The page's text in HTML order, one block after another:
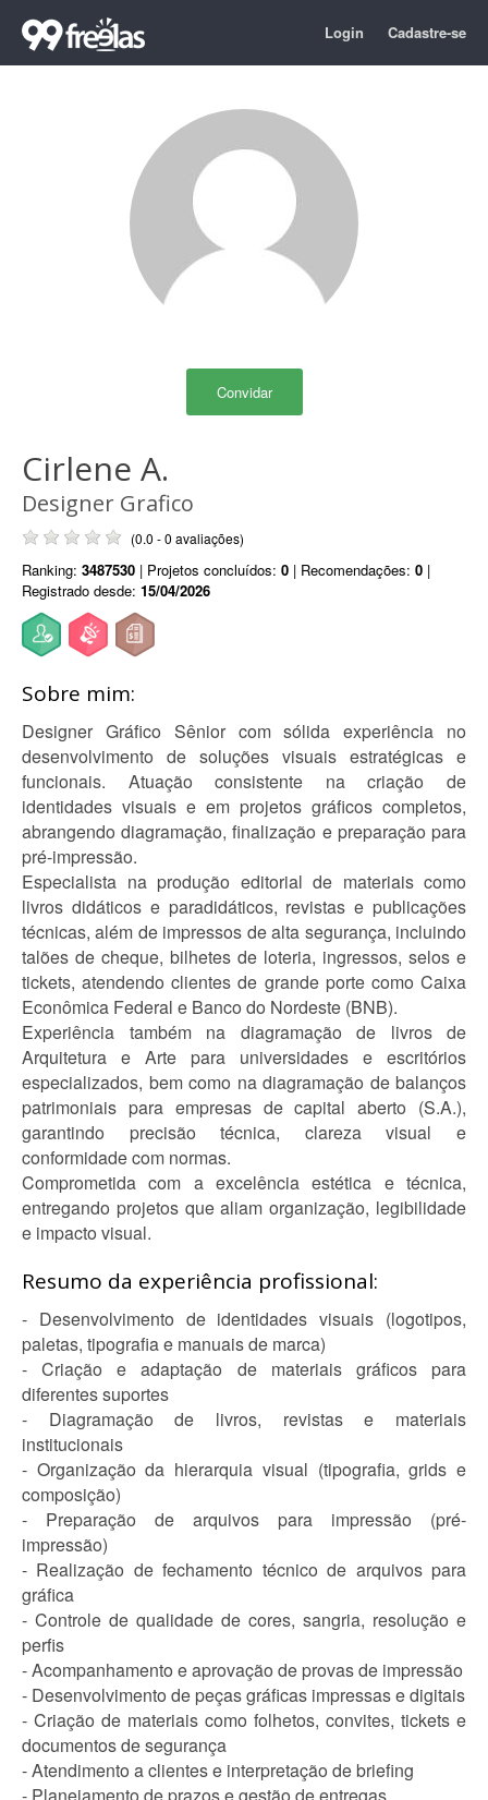
Login Cadastre-se
Convidar
Cirlene A.
Designer Grafico
(0.0 - 0 avaliações)
Ranking: 3487530 | Projetos concluídos: 0 | Recomendações: 0 |
Registrado desde: 15/04/2026
Sobre mim:
Designer Gráfico Sênior com sólida experiência no
desenvolvimento de soluções visuais estratégicas e
funcionais. Atuação consistente na criação de
identidades visuais e em projetos gráficos completos,
abrangendo diagramação, finalização e preparação para
pré-impressão.
Especialista na produção editorial de materiais como
livros didáticos e paradidáticos, revistas e publicações
técnicas, além de impressos de alta segurança, incluindo
talões de cheque, bilhetes de loteria, ingressos, selos e
tickets, atendendo clientes de grande porte como Caixa
Econômica Federal e Banco do Nordeste (BNB).
Experiência também na diagramação de livros de
Arquitetura e Arte para universidades e escritórios
especializados, bem como na diagramação de balanços
patrimoniais para empresas de capital aberto (S.A.),
garantindo precisão técnica, clareza visual e
conformidade com normas.
Comprometida com a excelência estética e técnica,
entregando projetos que aliam organização, legibilidade
e impacto visual.
Resumo da experiência profissional:
- Desenvolvimento de identidades visuais (logotipos,
paletas, tipografia e manuais de marca)
- Criação e adaptação de materiais gráficos para
diferentes suportes
- Diagramação de livros, revistas e materiais
institucionais
- Organização da hierarquia visual (tipografia, grids e
composição)
- Preparação de arquivos para impressão (pré-
impressão)
- Realização de fechamento técnico de arquivos para
gráfica
- Controle de qualidade de cores, sangria, resolução e
perfis
- Acompanhamento e aprovação de provas de impressão
- Desenvolvimento de peças gráficas impressas e digitais
- Criação de materiais como folhetos, convites, tickets e
documentos de segurança
- Atendimento a clientes e interpretação de briefing